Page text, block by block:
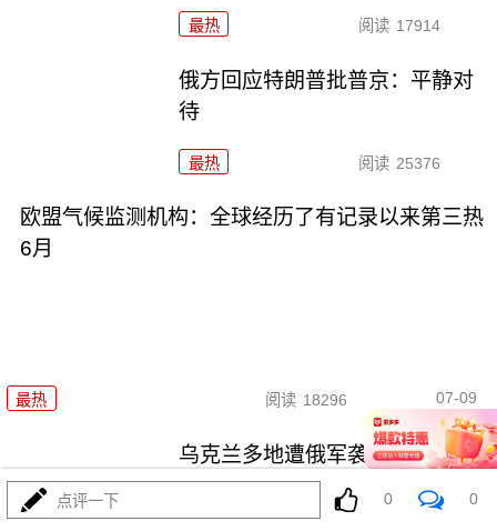
最热 阅读 17914
俄方回应特朗普批普京：平静对
待
最热 阅读 25376
欧盟气候监测机构：全球经历了有记录以来第三热
6月
最热 阅读 18296 07-09
乌克兰多地遭俄军袭击 至少4人
死亡数十人受伤
点评一下 0 0